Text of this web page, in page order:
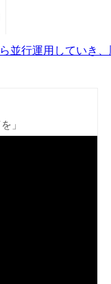
行運用していき、
」